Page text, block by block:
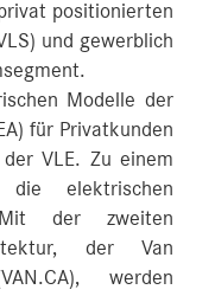
positionierten
und gewerblich
Modelle der
für Privatkunden
VLE. Zu einem
elektrischen
Mit der zweiten
der Van
werden